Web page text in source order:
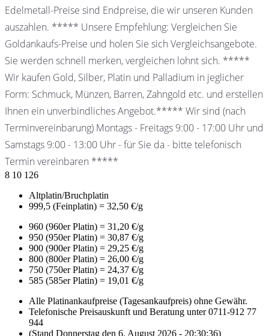
Edelmetall-Preise sind Endpreise, die wir unseren Kunden
auszahlen. ***** Unsere Empfehlung: Vergleichen Sie
Goldankaufs-Preise und holen Sie sich Vergleichsangebote.
Sie werden schnell merken, vergleichen lohnt sich. *****
Wir kaufen Gold, Silber, Platin und Palladium in jeglicher
Form: Schmuck, Münzen, Barren, Zahngold etc. und erstellen
Ihnen ein unverbindliches Angebot.***** Wir sind (nach
Terminvereinbarung) Montags - Freitags 9:00 - 17:00 Uhr und
Samstags 9:00 - 13:00 Uhr - für Sie da - bitte telefonisch
Termin vereinbaren *****
8 10 126
Altplatin/Bruchplatin
999,5 (Feinplatin) = 32,50 €/g
960 (960er Platin) = 31,20 €/g
950 (950er Platin) = 30,87 €/g
900 (900er Platin) = 29,25 €/g
800 (800er Platin) = 26,00 €/g
750 (750er Platin) = 24,37 €/g
585 (585er Platin) = 19,01 €/g
Alle Platinankaufpreise (Tagesankaufpreis) ohne Gewähr.
Telefonische Preisauskunft und Beratung unter 0711-912 77
944
(Stand Donnerstag den 6. August 2026 - 20:30:36)